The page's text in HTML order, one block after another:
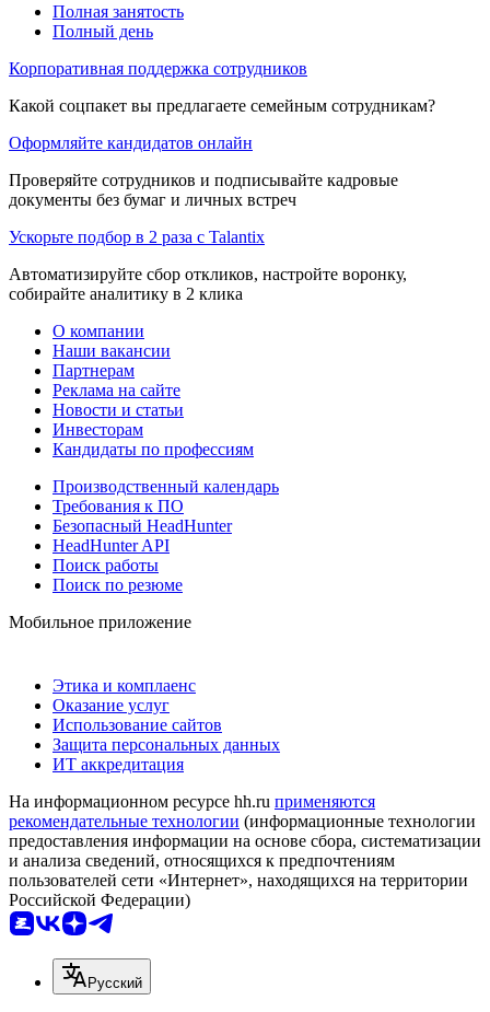
Полная занятость
Полный день
Корпоративная поддержка сотрудников
Какой соцпакет вы предлагаете семейным сотрудникам?
Оформляйте кандидатов онлайн
Проверяйте сотрудников и подписывайте кадровые
документы без бумаг и личных встреч
Ускорьте подбор в 2 раза с Talantix
Автоматизируйте сбор откликов, настройте воронку,
собирайте аналитику в 2 клика
О компании
Наши вакансии
Партнерам
Реклама на сайте
Новости и статьи
Инвесторам
Кандидаты по профессиям
Производственный календарь
Требования к ПО
Безопасный HeadHunter
HeadHunter API
Поиск работы
Поиск по резюме
Мобильное приложение
Этика и комплаенс
Оказание услуг
Использование сайтов
Защита персональных данных
ИТ аккредитация
На информационном ресурсе hh.ru применяются
рекомендательные технологии (информационные технологии
предоставления информации на основе сбора, систематизации
и анализа сведений, относящихся к предпочтениям
пользователей сети «Интернет», находящихся на территории
Российской Федерации)
Русский